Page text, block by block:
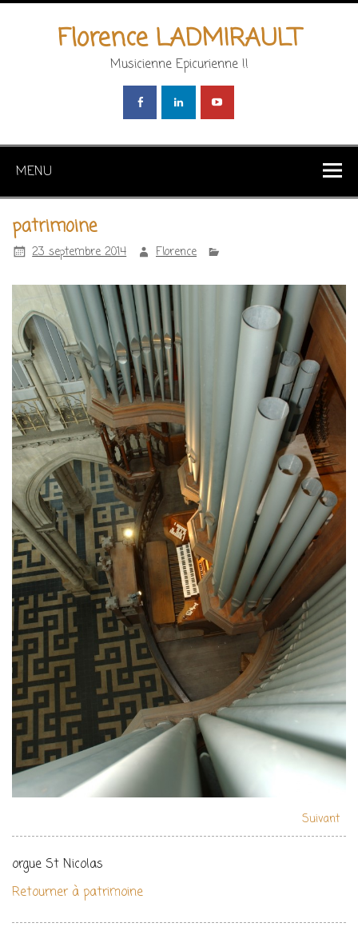
Florence LADMIRAULT
Musicienne Epicurienne !!
MENU
patrimoine
23 septembre 2014 Florence
Suivant
orgue St Nicolas
Retourner à patrimoine